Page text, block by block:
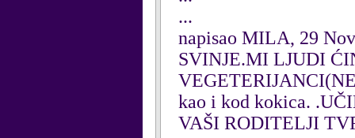
...
napisao MILA, 29
SVINJE.MI LJUDI
kao i kod kokica.
VAŠI RODITELJI